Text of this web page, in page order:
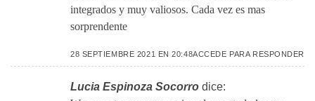
integrados y muy valiosos. Cada vez es mas
sorprendente
28 SEPTIEMBRE 2021 EN 20:48ACCEDE PARA RESPONDER
Lucia Espinoza Socorro dice: